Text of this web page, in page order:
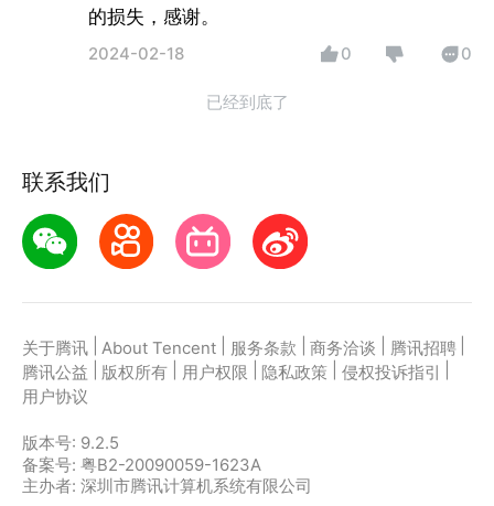
的损失，感谢。
2024-02-18 0 0
已经到底了
联系我们
关于腾讯 About Tencent 服务条款 商务洽谈 腾讯招聘
腾讯公益
版权所有 用户权限 隐私政策 侵权投诉指引
用户协议
版本号: 9.2.5
备案号: 粤B2-20090059-1623A
主办者: 深圳市腾讯计算机系统有限公司